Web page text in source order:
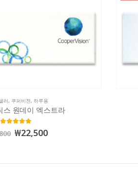
러, 쿠퍼비젼, 하루용
스 원데이 엑스트라
out of 5
₩22,500